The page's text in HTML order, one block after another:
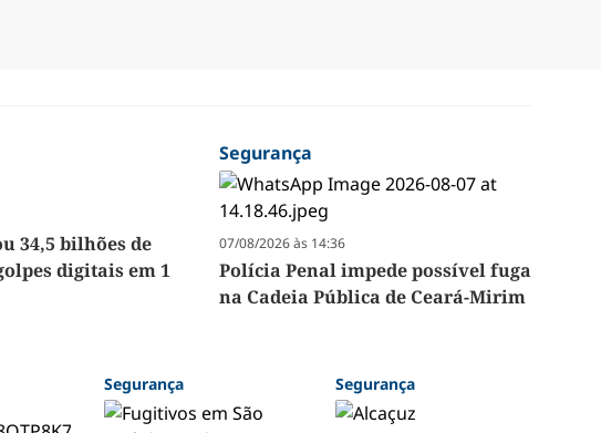
34,5 bilhões de
digitais em 1
Segurança
07/08/2026 às 14:36
Polícia Penal impede possível fuga
na Cadeia Pública de Ceará-Mirim
Segurança Segurança